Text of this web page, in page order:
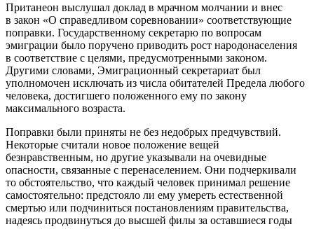
Пританеон выслушал доклад в мрачном молчании и внес
в закон «О справедливом соревновании» соответствующие
поправки. Государственному секретарю по вопросам
эмиграции было поручено приводить рост народонаселения
в соответствие с целями, предусмотренными законом.
Другими словами, Эмиграционный секретариат был
уполномочен исключать из числа обитателей Предела любого
человека, достигшего положенного ему по закону
максимального возраста.
Поправки были приняты не без недобрых предчувствий.
Некоторые считали новое положение вещей
безнравственным, но другие указывали на очевидные
опасности, связанные с перенаселением. Они подчеркивали
то обстоятельство, что каждый человек принимал решение
самостоятельно: предстояло ли ему умереть естественной
смертью или подчиниться постановлениям правительства,
надеясь продвинуться до высшей филы за оставшиеся годы